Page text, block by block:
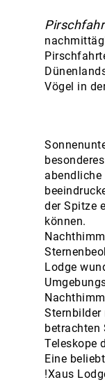
Vögel in
abendliche
der Spitze
können.
Lodge
Sternbilder
betrachten
Teleskope
Eine
!Xaus